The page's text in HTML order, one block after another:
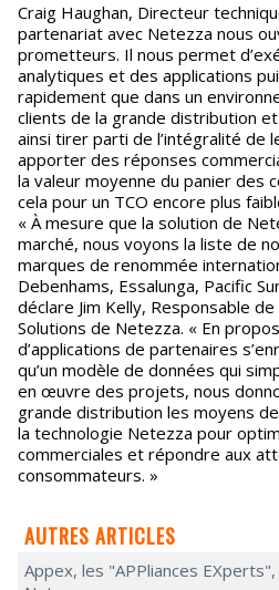
Craig Haughan, Directeur
partenariat avec Netezza nous
prometteurs. Il nous permet
analytiques et des applications
rapidement que dans un
clients de la grande distribution
ainsi tirer parti de l’intégralité de
apporter des réponses
la valeur moyenne du panier des
cela pour un TCO encore plus
« À mesure que la solution de
marché, nous voyons la liste de
marques de renommée
Debenhams, Essalunga, Pacific
déclare Jim Kelly, Responsable
Solutions de Netezza. « En
d’applications de partenaires
qu’un modèle de données qui
en œuvre des projets, nous
grande distribution les moyens
la technologie Netezza pour
commerciales et répondre aux
consommateurs. »
AUTRES ARTICLES
Appex, les "APPliances